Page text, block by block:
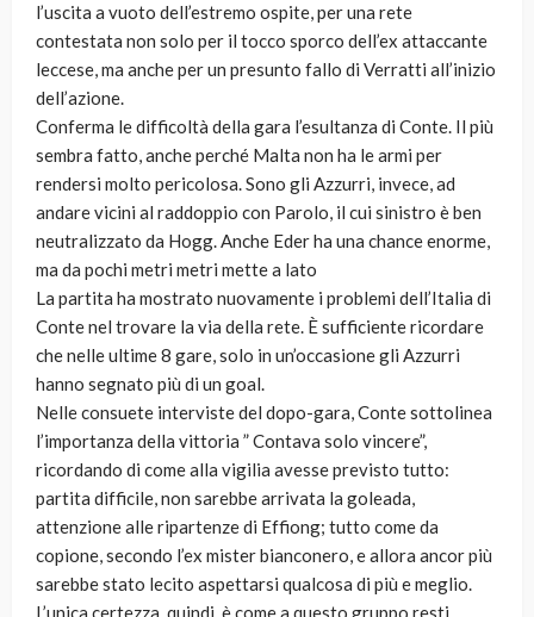
l’uscita a vuoto dell’estremo ospite, per una rete
contestata non solo per il tocco sporco dell’ex attaccante
leccese, ma anche per un presunto fallo di Verratti all’inizio
dell’azione.
Conferma le difficoltà della gara l’esultanza di Conte. Il più
sembra fatto, anche perché Malta non ha le armi per
rendersi molto pericolosa. Sono gli Azzurri, invece, ad
andare vicini al raddoppio con Parolo, il cui sinistro è ben
neutralizzato da Hogg. Anche Eder ha una chance enorme,
ma da pochi metri metri mette a lato
La partita ha mostrato nuovamente i problemi dell’Italia di
Conte nel trovare la via della rete. È sufficiente ricordare
che nelle ultime 8 gare, solo in un’occasione gli Azzurri
hanno segnato più di un goal.
Nelle consuete interviste del dopo-gara, Conte sottolinea
l’importanza della vittoria ” Contava solo vincere”,
ricordando di come alla vigilia avesse previsto tutto:
partita difficile, non sarebbe arrivata la goleada,
attenzione alle ripartenze di Effiong; tutto come da
copione, secondo l’ex mister bianconero, e allora ancor più
sarebbe stato lecito aspettarsi qualcosa di più e meglio.